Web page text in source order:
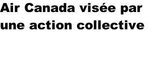
Air Canada visée par
une action collective